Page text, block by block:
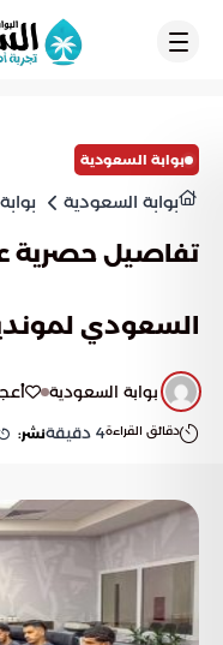
بوابة السعودية
بوابة السعودية
تفاصيل حصرية
السعودي لمونديال
بوابة السعودية
دقائق القراءة4 دقيقةنشر: